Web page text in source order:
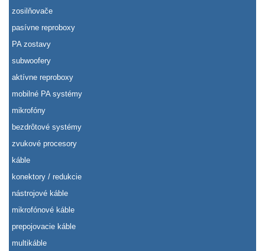
zosilňovače
pasívne reproboxy
PA zostavy
subwoofery
aktívne reproboxy
mobilné PA systémy
mikrofóny
bezdrôtové systémy
zvukové procesory
káble
konektory / redukcie
nástrojové káble
mikrofónové káble
prepojovacie káble
multikáble